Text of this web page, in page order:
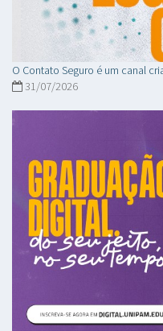
O Contato Seguro é um canal
31/07/2026